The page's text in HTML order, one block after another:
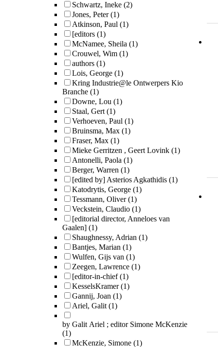
Schwartz, Ineke (2)
Jones, Peter(1)
Atkinson, Paul (1)
[editors (1)
McNamee, Sheila (1)
Crouwel, Wim (1)
authors (1)
Lois, George (1)
Kring Industrie@le Ontwerpers Kio
Branche (1)
Downe, Lou (1)
Staal, Gert(1)
Verhoeven, Paul (1)
Bruinsma, Max (1)
Fraser, Max (1)
Mieke Gerritzen , Geert Lovink (1)
Antonelli, Paola (1)
Berger, Warren (1)
[edited by] Asterios Agkathidis (1)
Katodrytis, George (1)
Tessmann, Oliver(1)
Veckstein, Claudio (1)
[editorial director, Anneloes van
Gaalen] (1)
Shaughnessy, Adrian (1)
Bantjes, Marian (1)
Wulfen, Gijs van (1)
Zeegen, Lawrence (1)
[editor-in-chief(1)
KesselsKramer(1)
Gannij, Joan (1)
Ariel, Galit(1)
by Galit Ariel ; editor Simone McKenzie
(1)
McKenzie, Simone (1)